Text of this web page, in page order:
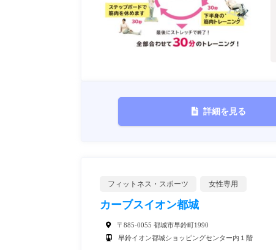
詳細を見る
フィットネス・スポーツ 女性専用
カーブスイオン都城
〒885-0055 都城市早鈴町1990
早鈴イオン都城ショッピングセンター内１階